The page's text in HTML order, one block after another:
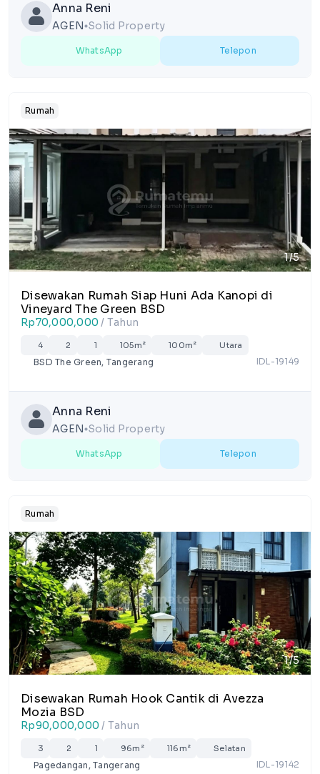
Anna Reni
AGEN lens Solid Property
WhatsApp Telepon
Rumah
1/5
Disewakan Rumah Siap Huni Ada Kanopi di
Vineyard The Green BSD
Rp70,000,000/ Tahun
4 2 1 105m² 100m² Utara
BSD The Green, Tangerang IDL-19149
Anna Reni
AGEN lens Solid Property
WhatsApp Telepon
Rumah
1/5
Disewakan Rumah Hook Cantik di Avezza
Mozia BSD
Rp90,000,000/ Tahun
3 2 1 96m² 116m² Selatan
Pagedangan, Tangerang IDL-19142